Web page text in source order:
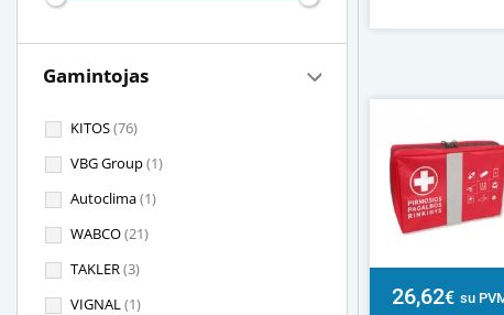
Gamintojas
KITOS(76)
VBG Group(1)
Autoclima(1)
WABCO(21)
TAKLER(3)
VIGNAL(1)
26,62€ su